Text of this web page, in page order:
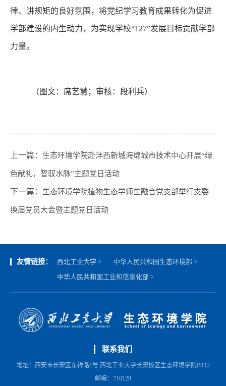
律、讲规矩的良好氛围，将党纪学习教育成果转化为促进
学部建设的内生动力，为实现学校“127”发展目标贡献学部
力量。
（图文：席艺慧；审核：段利兵）
上一篇： 生态环境学院赴沣西新城海绵城市技术中心开展“绿
色献礼，智驭水脉”主题党日活动
下一篇： 生态环境学院植物生态学师生融合党支部举行支委
换届党员大会暨主题党日活动
友情链接： 西北工业大学 >
中华人民共和国生态环境部 >
中华人民共和国工业和信息化部 >
联系我们
地址：西安市长安区东祥路1号 西北工业大学长安校区生态环境学院B112
邮编：710129